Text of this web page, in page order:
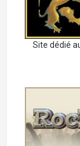
Site dédié